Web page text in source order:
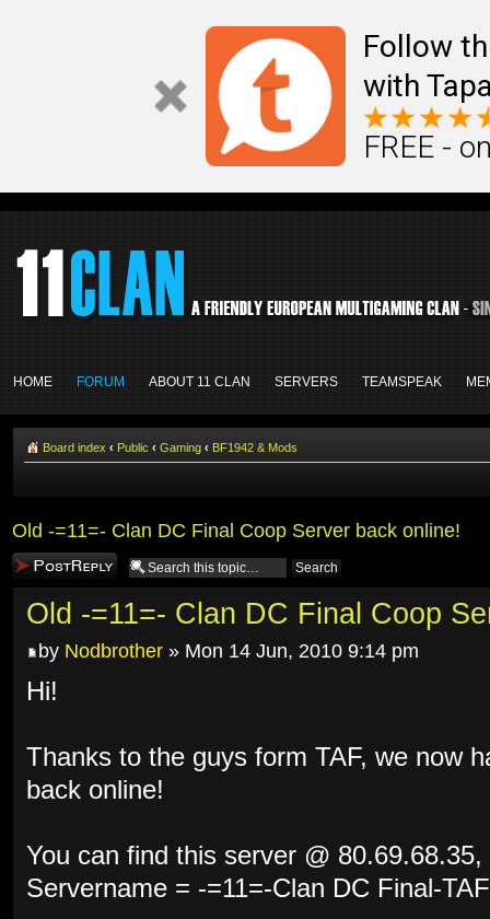
Follow
with
FREE -
HOME FORUM ABOUT 11 CLAN SERVERS TEAMSPEAK
Board index ‹ Public ‹ Gaming ‹ BF1942 & Mods
Old -=11=- Clan DC Final Coop Server back online!
Post a reply
Old -=11=- Clan DC Final Coop
by Nodbrother » Mon 14 Jun, 2010 9:14 pm
Hi!
Thanks to the guys form TAF, we now
back online!
You can find this server @
Servername = -=11=-Clan DC Final-